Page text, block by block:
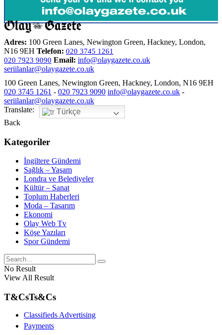
Adres: 100 Green Lanes, Newington Green, Hackney, London,
N16 9EH Telefon: 020 3745 1261
020 7923 9090 Email: info@olaygazete.co.uk
seriilanlar@olaygazete.co.uk
100 Green Lanes, Newington Green, Hackney, London, N16 9EH
020 3745 1261 - 020 7923 9090 info@olaygazete.co.uk -
seriilanlar@olaygazete.co.uk
Translate:
Türkçe
Back
Kategoriler
İngiltere Gündemi
Sağlık – Yaşam
Londra ve Belediyeler
Kültür – Sanat
Toplum Haberleri
Moda – Tasarım
Ekonomi
Olay Web Tv
Köşe Yazıları
Spor Gündemi
No Result
View All Result
T&CsTs&Cs
Classifieds Advertising
Payments